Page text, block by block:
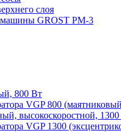
слоя
GROST PM-3
800 Вт
VGP 800
высокоскоростной,
VGP 1300